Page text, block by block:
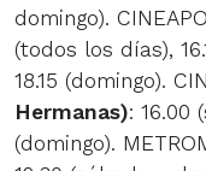
domingo).
(todos los días),
18.15 (domingo).
Hermanas): 16.00
(domingo).